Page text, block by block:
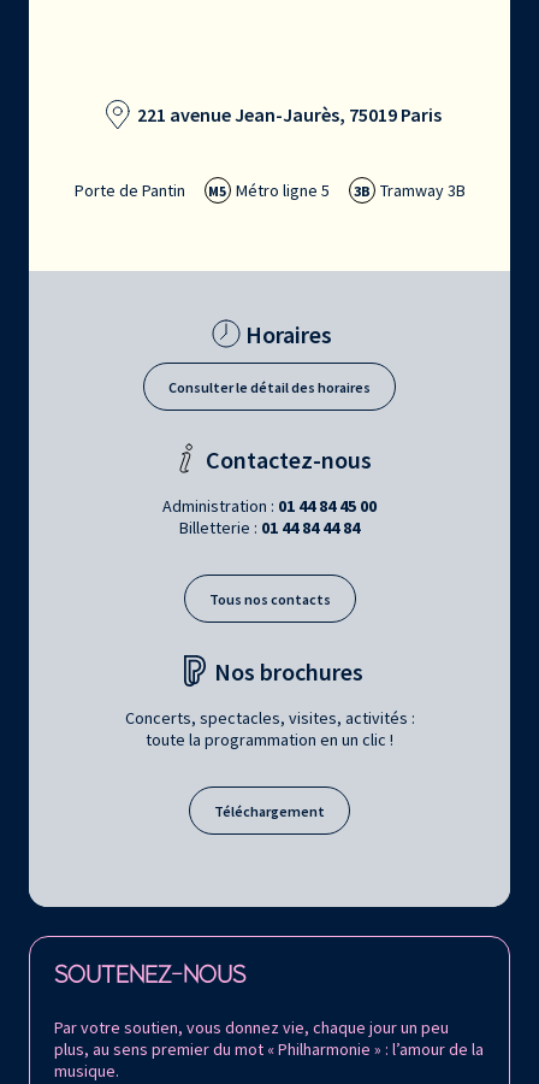
221 avenue Jean-Jaurès, 75019 Paris
Porte de Pantin M5 Métro ligne 5 3B Tramway 3B
Horaires
Consulter le détail des horaires
Contactez-nous
Administration : 01 44 84 45 00
Billetterie : 01 44 84 44 84
Tous nos contacts
Nos brochures
Concerts, spectacles, visites, activités :
toute la programmation en un clic !
Téléchargement
SOUTENEZ-NOUS
Par votre soutien, vous donnez vie, chaque jour un peu
plus, au sens premier du mot « Philharmonie » : l’amour de la
musique.
Retrouvez la Philharmonie de Paris sur